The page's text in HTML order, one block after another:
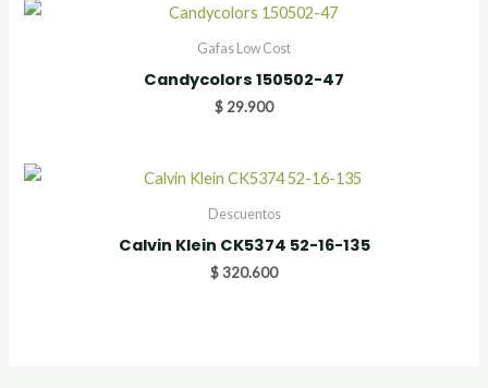
Gafas Low Cost
Candycolors 150502-47
$ 29.900
Descuentos
Calvin Klein CK5374 52-16-135
$320.600